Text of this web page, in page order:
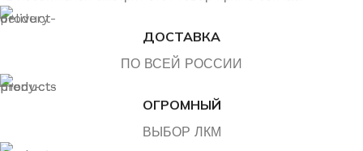
ДОСТАВКА
ПО ВСЕЙ РОССИИ
ОГРОМНЫЙ
ВЫБОР ЛКМ